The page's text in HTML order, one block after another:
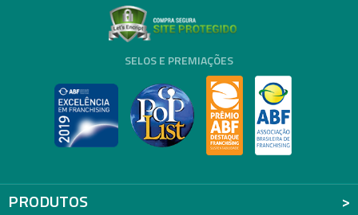
PRODUTOS
SELOS E PREMIAÇÕES